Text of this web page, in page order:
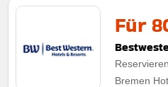
Für
Bremen